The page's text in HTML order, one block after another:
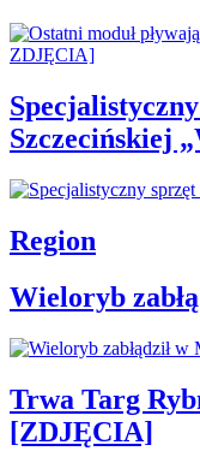
Szczecińskiej
Region
Wieloryb
Trwa Targ
[ZDJĘCIA]